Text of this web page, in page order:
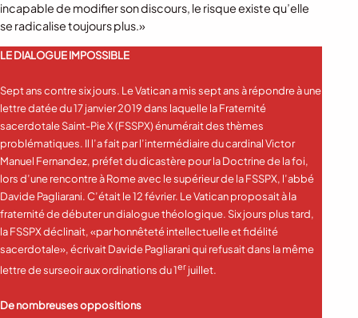
incapable de modifier son discours, le risque existe qu’elle
se radicalise toujours plus.»
LE DIALOGUE IMPOSSIBLE
Sept ans contre six jours. Le Vatican a mis sept ans à répondre à une
lettre datée du 17 janvier 2019 dans laquelle la Fraternité
sacerdotale Saint-Pie X (FSSPX) énumérait des thèmes
problématiques. Il l’a fait par l’intermédiaire du cardinal Victor
Manuel Fernandez, préfet du dicastère pour la Doctrine de la foi,
lors d’une rencontre à Rome avec le supérieur de la FSSPX, l’abbé
Davide Pagliarani. C’était le 12 février. Le Vatican proposait à la
fraternité de débuter un dialogue théologique. Six jours plus tard,
la FSSPX déclinait, «par honnêteté intellectuelle et fidélité
sacerdotale», écrivait Davide Pagliarani qui refusait dans la même
lettre de surseoir aux ordinations du 1er juillet.
De nombreuses oppositions